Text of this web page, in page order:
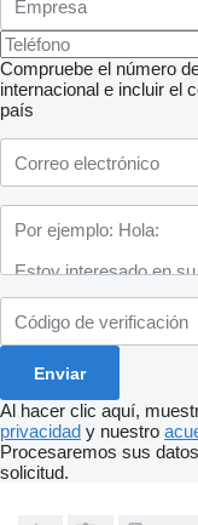
Compruebe el número
internacional e incluir el
país
Al hacer clic aquí,
privacidad y nuestro
Procesaremos sus
solicitud.